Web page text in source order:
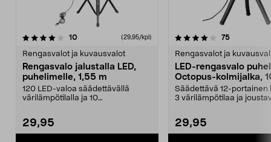
10arvostelut (29,95/kpl)
Rengasvalot ja kuvausvalot
Rengasvalo jalustalla LED,
puhelimelle, 1,55 m
120 LED-valoa säädettävällä
värilämpötilalla ja 10
29,95
4.0 viidestä
75arvostelut
Rengasvalot ja
LED-rengasvalo
Octopus-kolmijalka,
tuumaa
Säädettävä 12-portainen
3 värilämpötilaa ja
29,95
4.0 viidestä